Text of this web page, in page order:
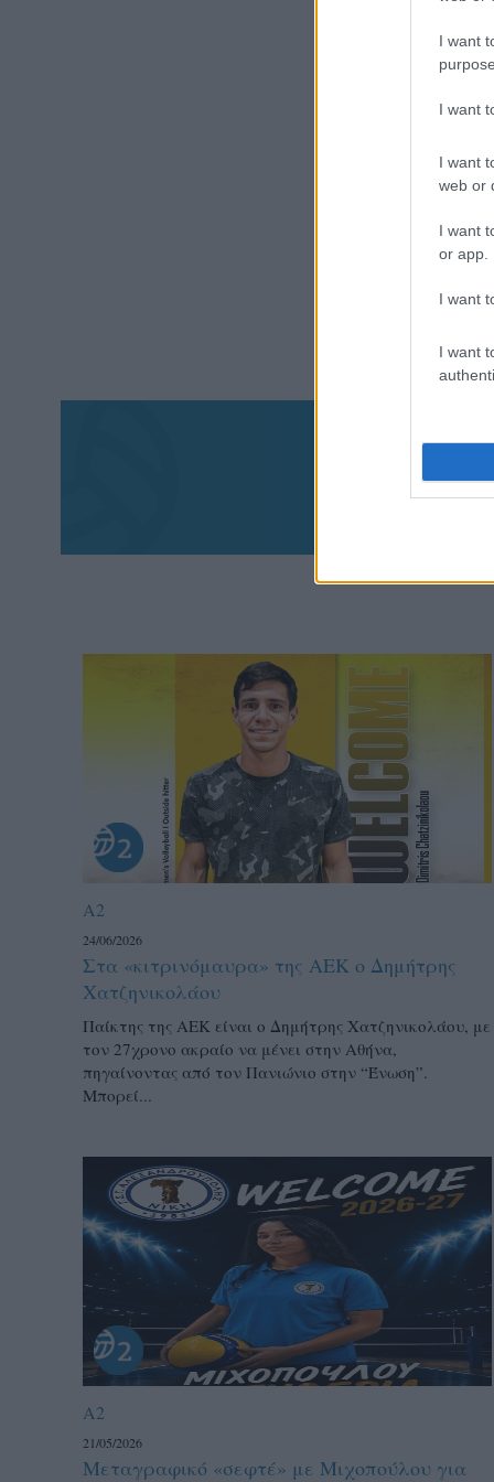
I want
I want
I want
web or
I want
or app.
I want
I want
A2
24/06/2026
Στα «κιτρινόμαυρα» της ΑΕΚ ο Δημήτρης
Χατζηνικολάου
Παίκτης της ΑΕΚ είναι ο Δημήτρης Χατζηνικολάου, με
τον 27χρονο ακραίο να μένει στην Αθήνα,
πηγαίνοντας από τον Πανιώνιο στην “Ένωση”.
Μπορεί...
A2
21/05/2026
Μεταγραφικό «σεφτέ» με Μιχοπούλου για